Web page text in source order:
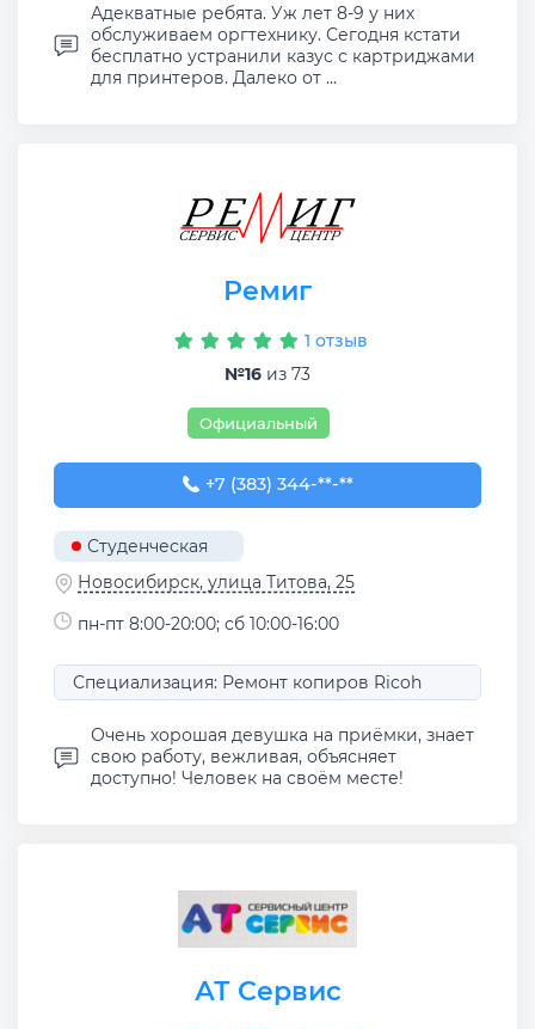
Адекватные ребята. Уж лет 8-9 у них
обслуживаем оргтехнику. Сегодня кстати
бесплатно устранили казус с картриджами
для принтеров. Далеко от ...
Ремиг
1 отзыв
№16 из 73
Официальный
+7 (383) 344-30-68
+7 (383) 344-**-**
Студенческая
Новосибирск, улица Титова, 25
пн-пт 8:00-20:00; сб 10:00-16:00
Специализация: Ремонт копиров Ricoh
Очень хорошая девушка на приёмки, знает
свою работу, вежливая, объясняет
доступно! Человек на своём месте!
АТ Сервис